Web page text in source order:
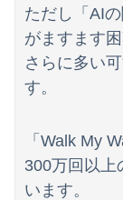
ただし「AI
がますます
さらに多い
す。
「Walk My
300万回以上
います。